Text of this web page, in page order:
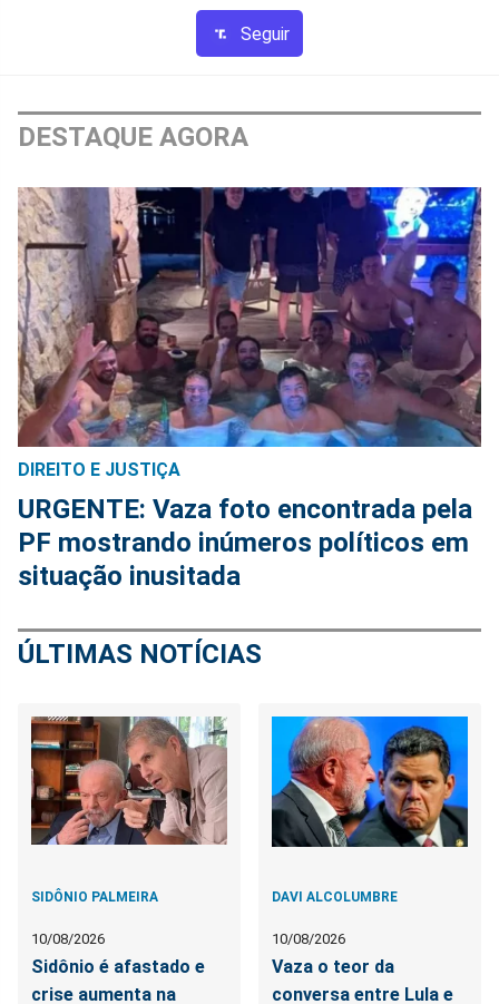
Seguir
DESTAQUE AGORA
DIREITO E JUSTIÇA
URGENTE: Vaza foto encontrada pela
PF mostrando inúmeros políticos em
situação inusitada
ÚLTIMAS NOTÍCIAS
SIDÔNIO PALMEIRA
10/08/2026
Sidônio é afastado e
crise aumenta na
DAVI ALCOLUMBRE
10/08/2026
Vaza o teor da
conversa entre Lula e